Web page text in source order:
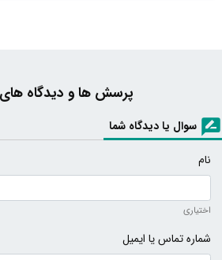
پرسش ها و دیدگاه
سوال یا دیدگاه شما
نام
اختیاری
شماره تماس یا ایمیل